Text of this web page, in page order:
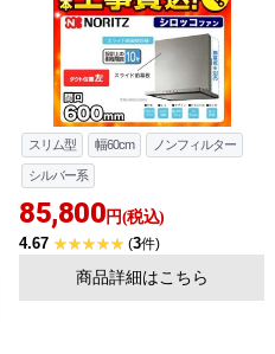
スリム型 幅60cm ノンフィルター
シルバー系
85,800円(税込)
4.67 (3件)
商品詳細はこちら